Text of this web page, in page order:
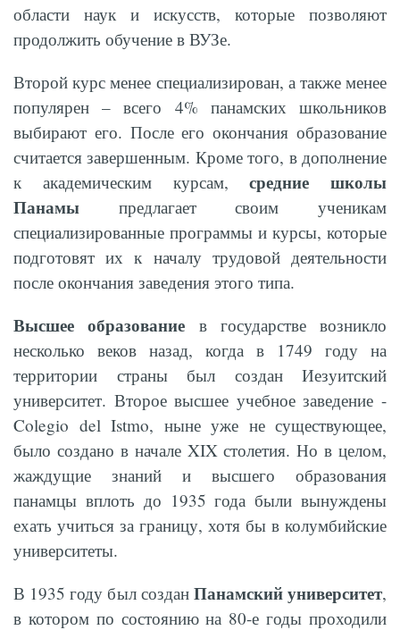
области наук и искусств, которые позволяют
продолжить обучение в ВУЗе.
Второй курс менее специализирован, а также менее
популярен – всего 4% панамских школьников
выбирают его. После его окончания образование
считается завершенным. Кроме того, в дополнение
к академическим курсам,средние школы
Панамы предлагает своим ученикам
специализированные программы и курсы, которые
подготовят их к началу трудовой деятельности
после окончания заведения этого типа.
Высшее образование в государстве возникло
несколько веков назад, когда в 1749 году на
территории страны был создан Иезуитский
университет. Второе высшее учебное заведение -
Colegio del Istmo, ныне уже не существующее,
было создано в начале XIX столетия. Но в целом,
жаждущие знаний и высшего образования
панамцы вплоть до 1935 года были вынуждены
ехать учиться за границу, хотя бы в колумбийские
университеты.
В 1935 году был создан Панамский университет,
в котором по состоянию на 80-е годы проходили